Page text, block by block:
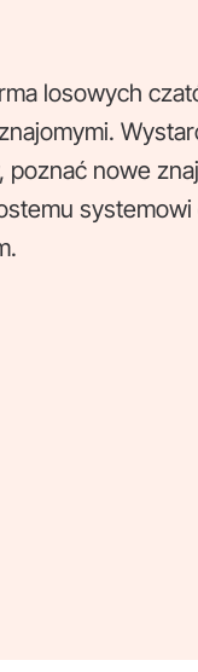
losowych
nowe
systemowi